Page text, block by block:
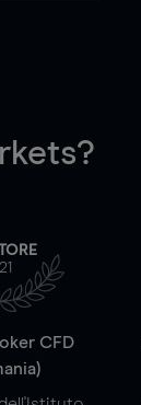
CFD